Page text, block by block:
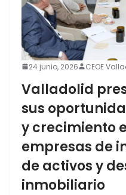
24 junio, 2026 CEOE
Valladolid
sus
y crecimiento
empresas de
de activos y
inmobiliario